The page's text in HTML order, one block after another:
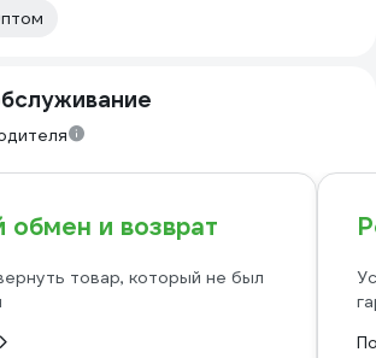
обмен и возврат
товар, который не был